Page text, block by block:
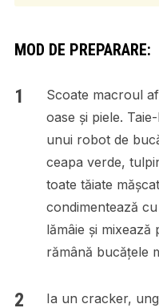
MOD DE PREPARARE:
Scoate macroul
oase și piele.
unui robot de
ceapa verde,
toate tăiate
condimentează
lămâie și
rămână bucățele
Ia un cracker,